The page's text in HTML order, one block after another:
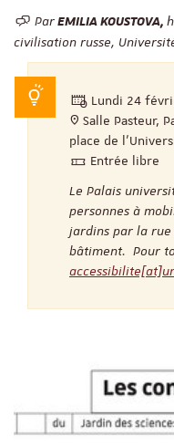
ParEMILIA KOUSTOVA,
civilisation russe,
Lundi 24
Salle Pasteur,
place de
Entrée libre
Le Palais
personnes à
jardins par la rue
bâtiment. Pour